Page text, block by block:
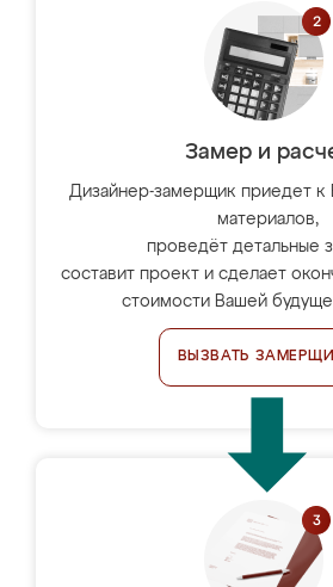
Замер и
Дизайнер-замерщик приедет к
материалов,
проведёт детальные
составит проект и сделает
стоимости Вашей
ВЫЗВАТЬ